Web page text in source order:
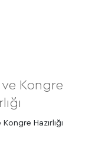
ve Kongre
Hazırlığı